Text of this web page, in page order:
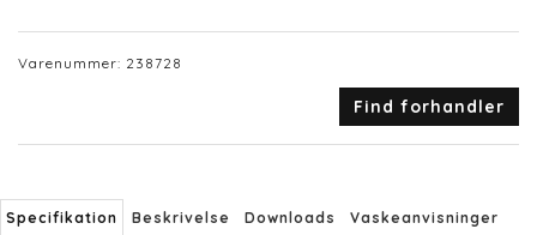
Varenummer: 238728
Find forhandler
Specifikation Beskrivelse Downloads Vaskeanvisninger